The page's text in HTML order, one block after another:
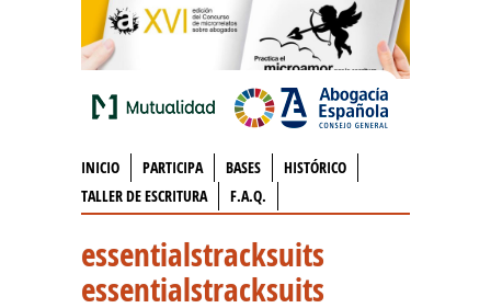
INICIO PARTICIPA BASES
HISTÓRICO
TALLER DE ESCRITURA
F.A.Q.
essentialstracksuits
essentialstracksuits